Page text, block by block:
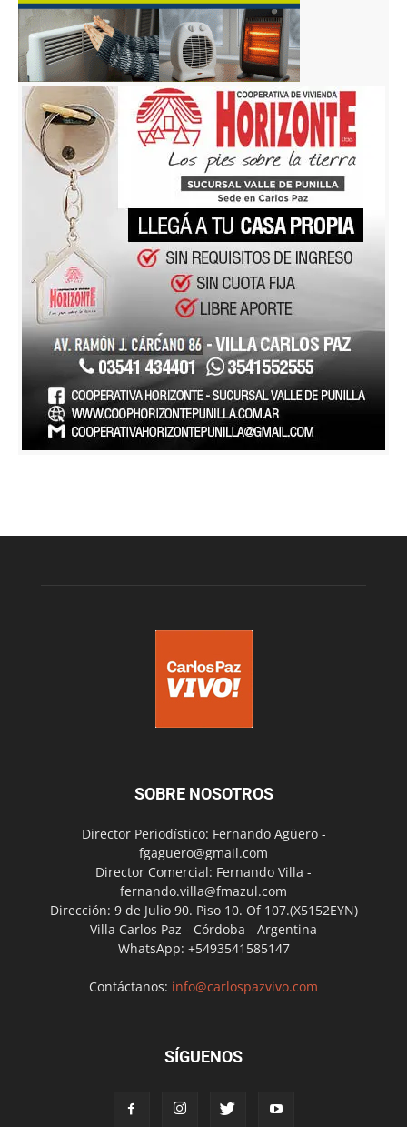
SOBRE NOSOTROS
Director Periodístico: Fernando Agüero -
fgaguero@gmail.com
Director Comercial: Fernando Villa -
fernando.villa@fmazul.com
Dirección: 9 de Julio 90. Piso 10. Of 107.(X5152EYN)
Villa Carlos Paz - Córdoba - Argentina
WhatsApp: +5493541585147
Contáctanos: info@carlospazvivo.com
SÍGUENOS